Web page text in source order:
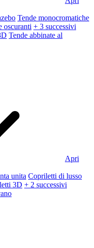
Tende monocromatiche
oscuranti + 3 successivi
Tende abbinate al
Apri
unita Copriletti di lusso
3D + 2 successivi